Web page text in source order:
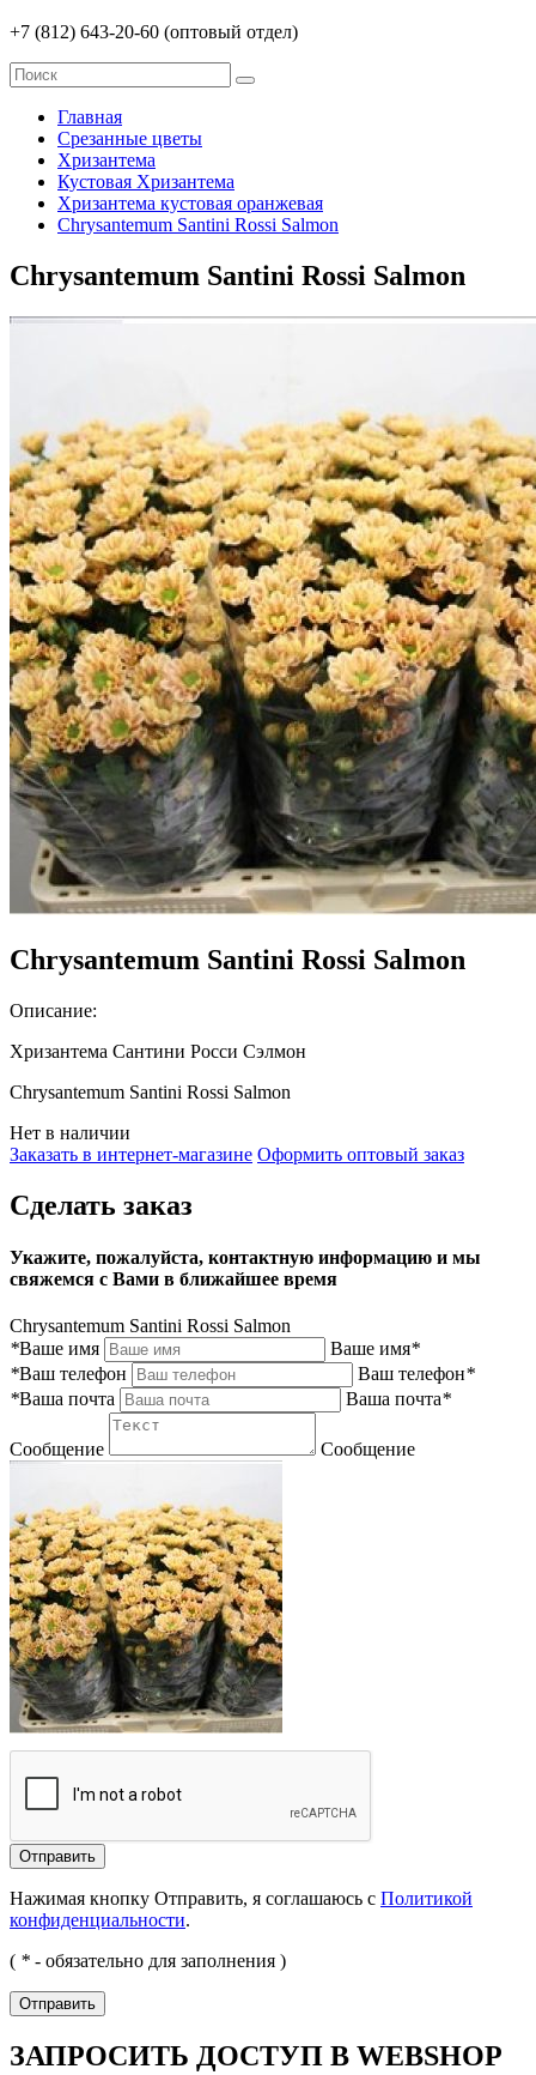
+7 (812) 643-20-60 (оптовый отдел)
Главная
Срезанные цветы
Хризантема
Кустовая Хризантема
Хризантема кустовая оранжевая
Chrysantemum Santini Rossi Salmon
Chrysantemum Santini Rossi Salmon
Chrysantemum Santini Rossi Salmon
Описание:
Хризантема Сантини Росси Сэлмон
Chrysantemum Santini Rossi Salmon
Нет в наличии
Заказать в интернет-магазине Оформить оптовый заказ
Сделать заказ
Укажите, пожалуйста, контактную информацию и мы
свяжемся с Вами в ближайшее время
Chrysantemum Santini Rossi Salmon
*Ваше имя Ваше имя*
*Ваш телефон Ваш телефон*
*Ваша почта Ваша почта*
Сообщение Сообщение
Отправить
Нажимая кнопку Отправить, я соглашаюсь с Политикой
конфиденциальности.
( * - обязательно для заполнения )
Отправить
ЗАПРОСИТЬ ДОСТУП В WEBSHOP